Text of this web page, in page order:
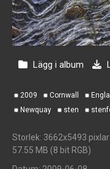
Lägg i album
2009 Cornwall
Newquay
sten
Storlek: 3662x5493 pixlar
57.55 MB (8 bit RGB)